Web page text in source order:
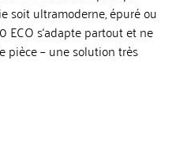
soit ultramoderne, épuré ou
ECO s‘adapte partout et ne
pièce – une solution très